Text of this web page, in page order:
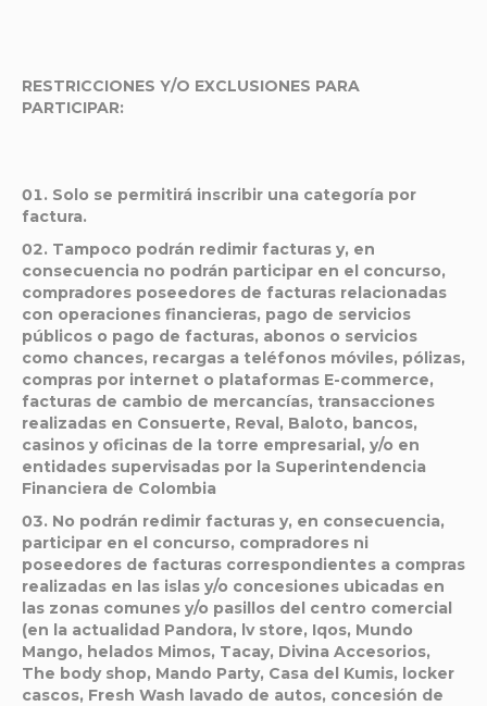
RESTRICCIONES Y/O EXCLUSIONES PARA
PARTICIPAR:
Solo se permitirá inscribir una categoría por
factura.
Tampoco podrán redimir facturas y, en
consecuencia no podrán participar en el concurso,
compradores poseedores de facturas relacionadas
con operaciones financieras, pago de servicios
públicos o pago de facturas, abonos o servicios
como chances, recargas a teléfonos móviles, pólizas,
compras por internet o plataformas E-commerce,
facturas de cambio de mercancías, transacciones
realizadas en Consuerte, Reval, Baloto, bancos,
casinos y oficinas de la torre empresarial, y/o en
entidades supervisadas por la Superintendencia
Financiera de Colombia
No podrán redimir facturas y, en consecuencia,
participar en el concurso, compradores ni
poseedores de facturas correspondientes a compras
realizadas en las islas y/o concesiones ubicadas en
las zonas comunes y/o pasillos del centro comercial
(en la actualidad Pandora, lv store, Iqos, Mundo
Mango, helados Mimos, Tacay, Divina Accesorios,
The body shop, Mando Party, Casa del Kumis, locker
cascos, Fresh Wash lavado de autos, concesión de